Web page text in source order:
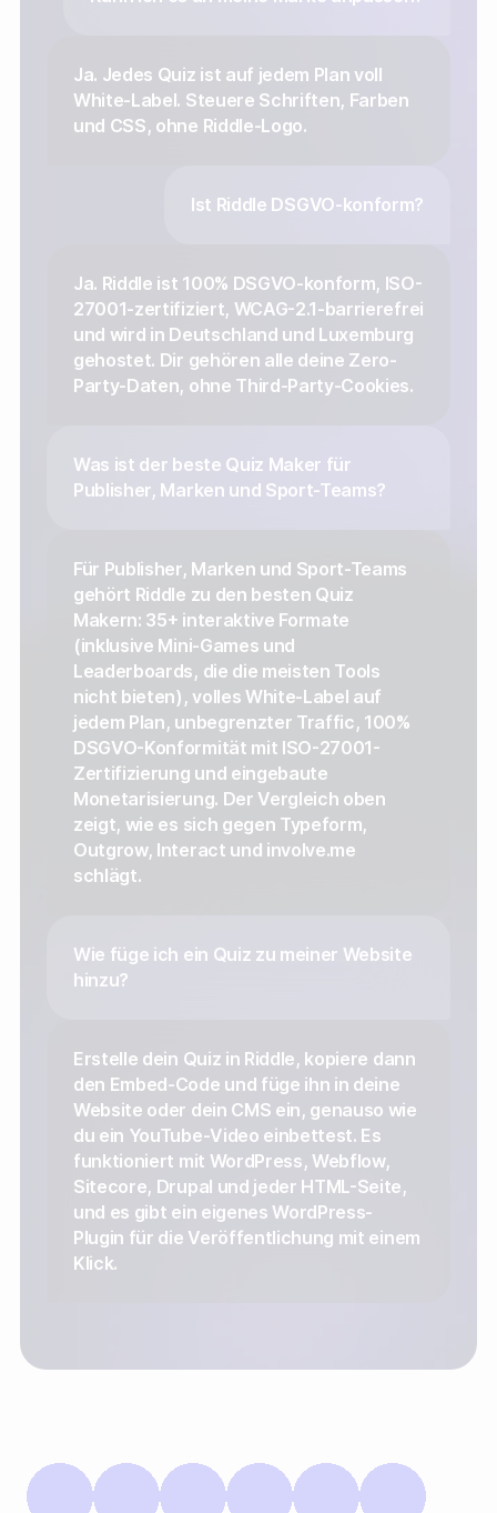
Ja. Jedes Quiz ist auf jedem Plan voll
White-Label. Steuere Schriften, Farben
und CSS, ohne Riddle-Logo.
Ist Riddle DSGVO-konform?
Ja. Riddle ist 100% DSGVO-konform, ISO-
27001-zertifiziert, WCAG-2.1-barrierefrei
und wird in Deutschland und Luxemburg
gehostet. Dir gehören alle deine Zero-
Party-Daten, ohne Third-Party-Cookies.
Was ist der beste Quiz Maker für
Publisher, Marken und Sport-Teams?
Für Publisher, Marken und Sport-Teams
gehört Riddle zu den besten Quiz
Makern: 35+ interaktive Formate
(inklusive Mini-Games und
Leaderboards, die die meisten Tools
nicht bieten), volles White-Label auf
jedem Plan, unbegrenzter Traffic, 100%
DSGVO-Konformität mit ISO-27001-
Zertifizierung und eingebaute
Monetarisierung. Der Vergleich oben
zeigt, wie es sich gegen Typeform,
Outgrow, Interact und involve.me
schlägt.
Wie füge ich ein Quiz zu meiner Website
hinzu?
Erstelle dein Quiz in Riddle, kopiere dann
den Embed-Code und füge ihn in deine
Website oder dein CMS ein, genauso wie
du ein YouTube-Video einbettest. Es
funktioniert mit WordPress, Webflow,
Sitecore, Drupal und jeder HTML-Seite,
und es gibt ein eigenes WordPress-
Plugin für die Veröffentlichung mit einem
Klick.